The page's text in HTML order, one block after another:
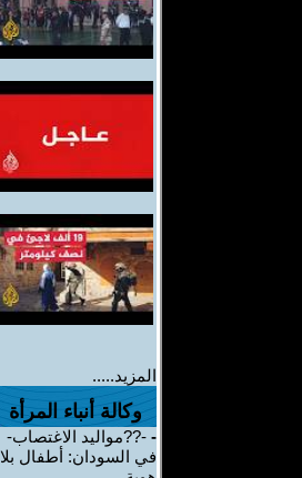
المزيد.....
وكالة أنباء المرأة
- -??مواليد الاغتصاب-
في السودان: أطفال بلا